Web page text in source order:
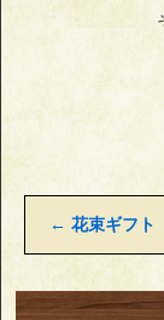
← 花束ギフト